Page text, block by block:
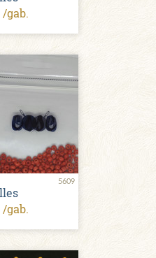
/gab.
5609
/gab.